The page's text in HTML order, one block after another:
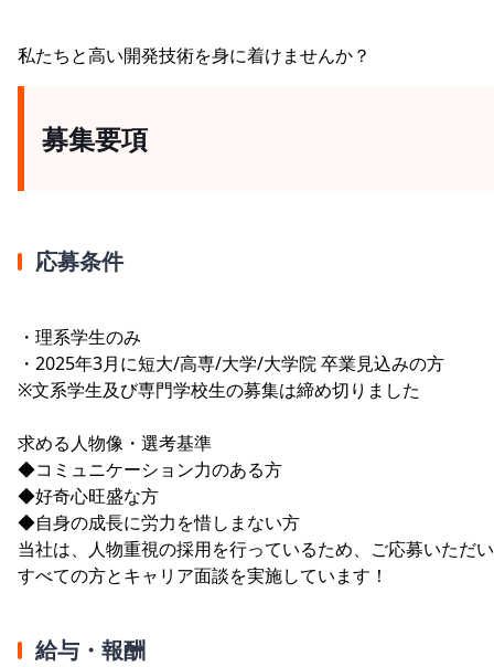
私たちと高い開発技術を身に着けませんか？
募集要項
応募条件
・理系学生のみ
・2025年3月に短大/高専/大学/大学院 卒業見込みの方
※文系学生及び専門学校生の募集は締め切りました
求める人物像・選考基準
◆コミュニケーション力のある方
◆好奇心旺盛な方
◆自身の成長に労力を惜しまない方
当社は、人物重視の採用を行っているため、ご応募いただ
すべての方とキャリア面談を実施しています！
給与・報酬